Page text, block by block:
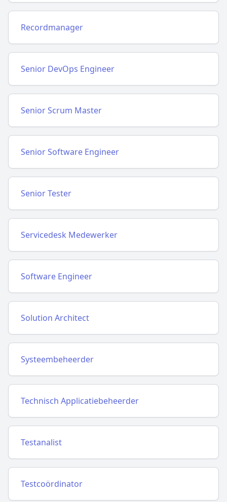
Recordmanager
Senior DevOps Engineer
Senior Scrum Master
Senior Software Engineer
Senior Tester
Servicedesk Medewerker
Software Engineer
Solution Architect
Systeembeheerder
Technisch Applicatiebeheerder
Testanalist
Testcoördinator